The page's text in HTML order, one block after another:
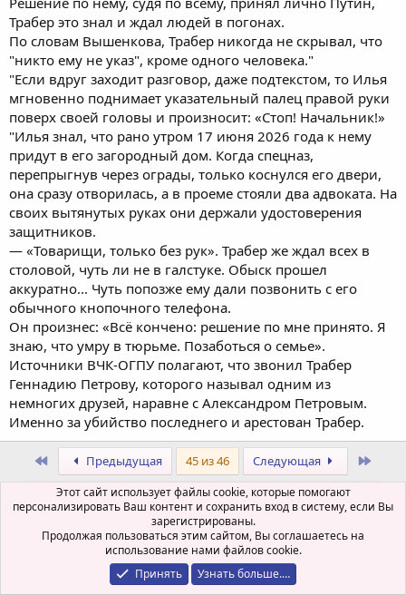
Трабер это знал и ждал людей в погонах.
По словам Вышенкова, Трабер никогда не скрывал, что
"никто ему не указ", кроме одного человека."
"Если вдруг заходит разговор, даже подтекстом, то Илья
мгновенно поднимает указательный палец правой руки
поверх своей головы и произносит: «Стоп! Начальник!»
"Илья знал, что рано утром 17 июня 2026 года к нему
придут в его загородный дом. Когда спецназ,
перепрыгнув через ограды, только коснулся его двери,
она сразу отворилась, а в проеме стояли два адвоката. На
своих вытянутых руках они держали удостоверения
защитников.
— «Товарищи, только без рук». Трабер же ждал всех в
столовой, чуть ли не в галстуке. Обыск прошел
аккуратно... Чуть попозже ему дали позвонить с его
обычного кнопочного телефона.
Он произнес: «Всё кончено: решение по мне принято. Я
знаю, что умру в тюрьме. Позаботься о семье».
Источники ВЧК-ОГПУ полагают, что звонил Трабер
Геннадию Петрову, которого называл одним из
немногих друзей, наравне с Александром Петровым.
Именно за убийство последнего и арестован Трабер.
ПервыйПредыдущая 45 из 46 Следующая
Вы должны войти или зарегистрироваться, чтобы ответить.
Политика, экономика, история
Условия и правила
Этот сайт использует файлы cookie, которые помогают
персонализировать Ваш контент и сохранить вход в систему, если Вы
зарегистрированы.
Продолжая пользоваться этим сайтом, Вы соглашаетесь на
использование нами файлов cookie.
Принять
Узнать больше.…